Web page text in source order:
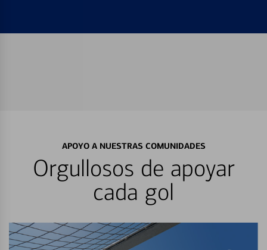
APOYO A NUESTRAS COMUNIDADES
Orgullosos de apoyar
cada gol